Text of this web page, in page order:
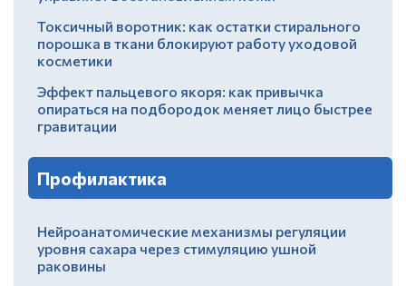
Токсичный воротник: как остатки стирального
порошка в ткани блокируют работу уходовой
косметики
Эффект пальцевого якоря: как привычка
опираться на подбородок меняет лицо быстрее
гравитации
Профилактика
Нейроанатомические механизмы регуляции
уровня сахара через стимуляцию ушной
раковины